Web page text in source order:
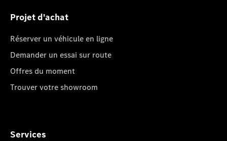
Projet d'achat
Réserver un véhicule en ligne
Demander un essai sur route
Offres du moment
Trouver votre showroom
Services